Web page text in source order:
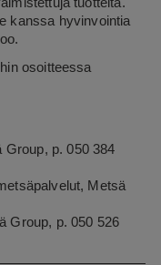
kanssa hyvinvointia
osoitteessa
Group, p. 050 384
Metsä
Group, p. 050 526